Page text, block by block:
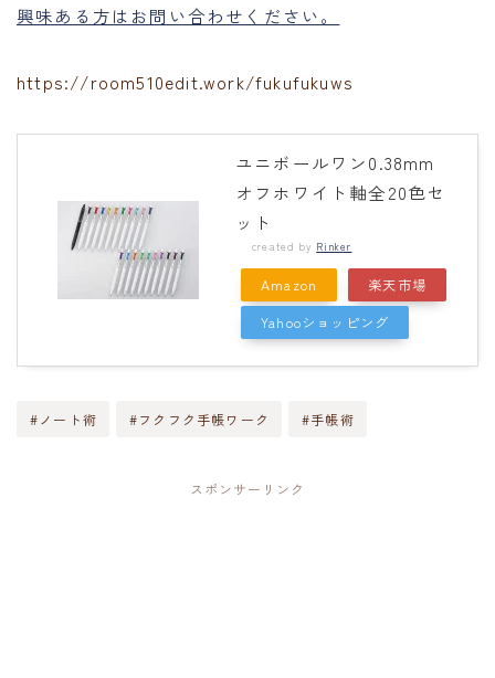
興味ある方はお問い合わせください。
https://room510edit.work/fukufukuws
ユニボールワン0.38mm
オフホワイト軸全20色セ
ット
created by Rinker
Amazon
楽天市場
Yahooショッピング
#ノート術 #フクフク手帳ワーク #手帳術
スポンサーリンク